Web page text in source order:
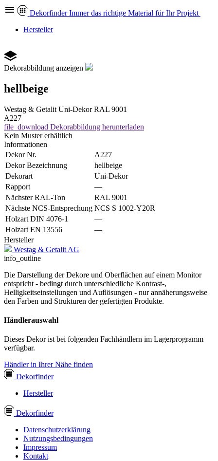
Dekorfinder Immer das richtige Material für Ihr Projekt
Hersteller
Dekorabbildung anzeigen
hellbeige
Westag & Getalit Uni-Dekor RAL 9001
A227
file_download Dekorabbildung herunterladen
Kein Muster erhältlich
Informationen
Dekor Nr.
A227
Dekor Bezeichnung
hellbeige
Dekorart
Uni-Dekor
Rapport
—
Nächster RAL-Ton
RAL 9001
Nächste NCS-Entsprechung NCS S 1002-Y20R
Holzart DIN 4076-1
—
Holzart EN 13556
—
Hersteller
Westag & Getalit AG
info_outline
Die Darstellung der Dekore und Oberflächen auf einem Monitor
entspricht - bedingt durch unterschiedliche Kontrast-,
Helligkeitseinstellungen und Auflösungen - nur annäherungsweise
den Farben und Strukturen der gefertigten Produkte.
Händlerauswahl
Dieses Dekor ist bei folgenden Fachhändlern im Lagerprogramm
verfügbar.
Händler in Ihrer Nähe finden
Dekorfinder
Hersteller
Dekorfinder
Datenschutzerklärung
Nutzungsbedingungen
Impressum
Kontakt